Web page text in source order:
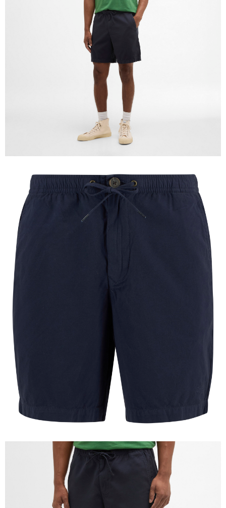
https://netprotections.freshdesk.com/support/home
１．透過由恩沛科技股份有限公司提供之「AFTEE先享後付」服務完成之交
易，需依本服務之必要範圍內提供個人資料，並將交易相關給付款項請求債
權轉讓予恩沛科技股份有限公司。
２．關於個人資料處理事宜，請瀏覽以下網址：
３．未成年的使用者請事先徵得法定代理人或監護人之同意方可使用
「AFTEE先享後付」，若未經同意申辦者引起之損失，本公司不負相關責
４．使用「AFTEE先享後付」時，將依據個別帳號之用戶狀況，依本公司即
時審查核予不同之上限額度；若仍有額度不足之情形，本公司將視審查結果
５．嚴禁一人註冊多個帳號或使用他人資訊註冊。若發現惡意使用之情形，
恩沛科技股份有限公司將有權停止該用戶之使用額度並採取法律行動。